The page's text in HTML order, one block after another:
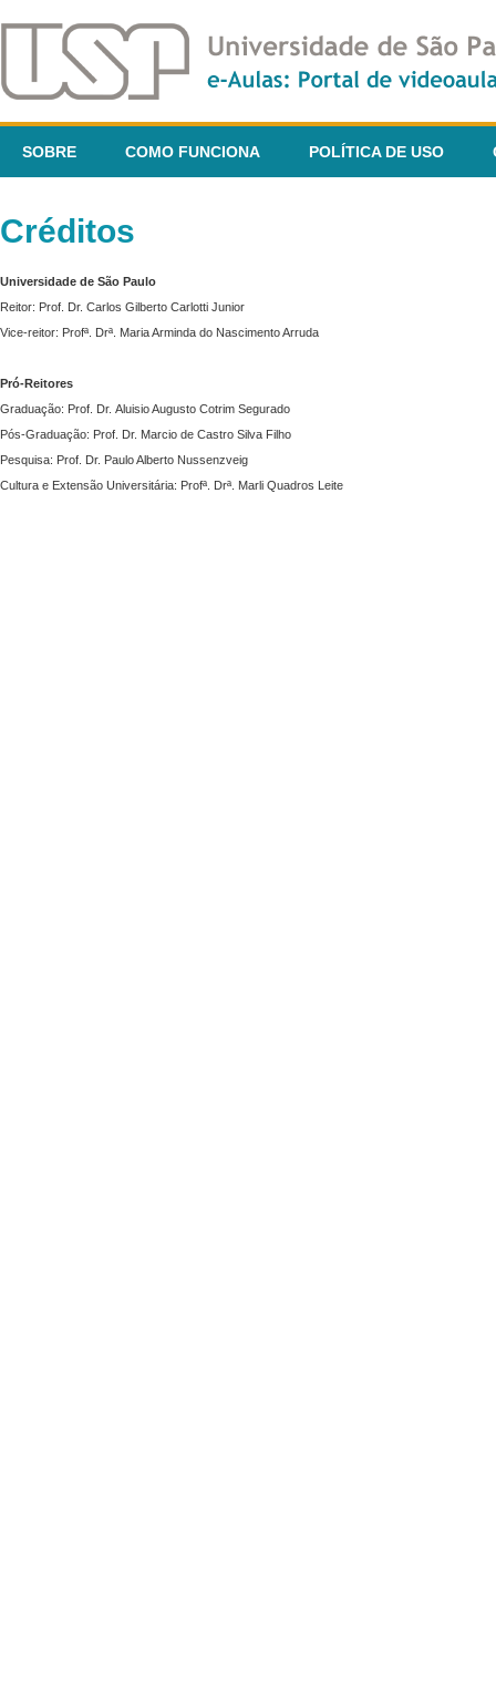
SOBRE COMO FUNCIONA POLÍTICA DE USO
Créditos
Universidade de São Paulo
Reitor: Prof. Dr. Carlos Gilberto Carlotti Junior
Vice-reitor: Profª. Drª. Maria Arminda do Nascimento Arruda
Pró-Reitores
Graduação: Prof. Dr. Aluisio Augusto Cotrim Segurado
Pós-Graduação: Prof. Dr. Marcio de Castro Silva Filho
Pesquisa: Prof. Dr. Paulo Alberto Nussenzveig
Cultura e Extensão Universitária: Profª. Drª. Marli Quadros Leite